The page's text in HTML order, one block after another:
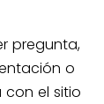
pregunta,
o
el sitio